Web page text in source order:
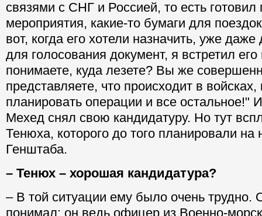
связями с СНГ и Россией, то есть готовил
мероприятия, какие-то бумаги для
вот, когда его хотели назначить, уже
для голосования документ, я встретил
понимаете, куда лезете? Вы же
представляете, что происходит в
планировать операции и все остальное!"
Мехед снял свою кандидатуру. Но тут
Тенюха, которого до того планировали на
Генштаба.
– Тенюх – хорошая кандидатура?
– В той ситуации ему было очень трудно.
понимал: он ведь офицер из Военно-